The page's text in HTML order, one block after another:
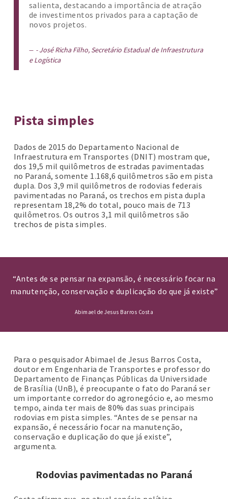
salienta, destacando a importância de atração
de investimentos privados para a captação de
novos projetos.
- José Richa Filho, Secretário Estadual de Infraestrutura
e Logística
Pista simples
Dados de 2015 do Departamento Nacional de
Infraestrutura em Transportes (DNIT) mostram que,
dos 19,5 mil quilômetros de estradas pavimentadas
no Paraná, somente 1.168,6 quilômetros são em pista
dupla. Dos 3,9 mil quilômetros de rodovias federais
pavimentadas no Paraná, os trechos em pista dupla
representam 18,2% do total, pouco mais de 713
quilômetros. Os outros 3,1 mil quilômetros são
trechos de pista simples.
“Antes de se pensar na expansão, é necessário focar na
manutenção, conservação e duplicação do que já existe”
Abimael de Jesus Barros Costa
Para o pesquisador Abimael de Jesus Barros Costa,
doutor em Engenharia de Transportes e professor do
Departamento de Finanças Públicas da Universidade
de Brasília (UnB), é preocupante o fato do Paraná ser
um importante corredor do agronegócio e, ao mesmo
tempo, ainda ter mais de 80% das suas principais
rodovias em pista simples. “Antes de se pensar na
expansão, é necessário focar na manutenção,
conservação e duplicação do que já existe”,
argumenta.
Rodovias pavimentadas no Paraná